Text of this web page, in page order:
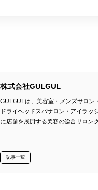
株式会社GULGUL
GULGULは、美容室・メンズサロン
ドライヘッドスパサロン・アイラッ
に店舗を展開する美容の総合サロン
記事一覧